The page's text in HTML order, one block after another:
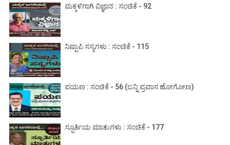
ಮಕ್ಕಳಿಗಾಗಿ ವಿಜ್ಞಾನ : ಸಂಚಿಕೆ - 92
ನಿಷ್ಪಾಪಿ ಸಸ್ಯಗಳು : ಸಂಚಿಕೆ - 115
ಪಯಣ : ಸಂಚಿಕೆ - 56 (ಬನ್ನಿ ಪ್ರವಾಸ ಹೋಗೋಣ)
ಸ್ಫೂರ್ತಿಯ ಮಾತುಗಳು : ಸಂಚಿಕೆ - 177